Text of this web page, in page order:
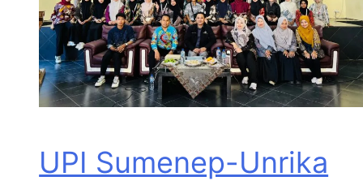
UPI Sumenep-Unrika